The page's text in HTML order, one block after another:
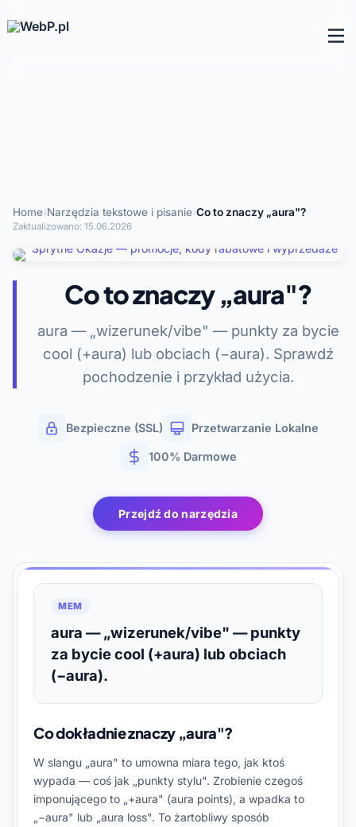
Home›Narzędzia tekstowe i pisanie›Co to znaczy „aura"?·
Zaktualizowano: 15.06.2026
Co to znaczy „aura"?
aura — „wizerunek/vibe" — punkty za bycie
cool (+aura) lub obciach (−aura). Sprawdź
pochodzenie i przykład użycia.
Bezpieczne (SSL) Przetwarzanie Lokalne
100% Darmowe
Przejdź do narzędzia
MEM
aura — „wizerunek/vibe" — punkty
za bycie cool (+aura) lub obciach
(−aura).
Co dokładnie znaczy „aura"?
W slangu „aura" to umowna miara tego, jak ktoś
wypada — coś jak „punkty stylu". Zrobienie czegoś
imponującego to „+aura" (aura points), a wpadka to
„−aura" lub „aura loss". To żartobliwy sposób